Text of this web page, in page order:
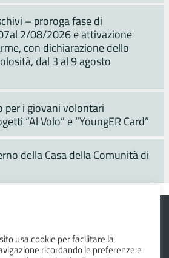
– proroga fase di
2/08/2026 e attivazione
con dichiarazione dello
dal 3 al 9 agosto
per i giovani volontari
“Al Volo” e “YoungER Card”
della Casa della Comunità di
DI VEZZANO SUL
usa cookie per facilitare la
ricordando le preferenze e